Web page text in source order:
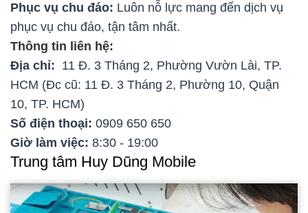
Phục vụ chu đáo: Luôn nỗ lực mang đến dịch vụ
phục vụ chu đáo, tận tâm nhất.
Thông tin liên hệ:
Địa chỉ: 11 Đ. 3 Tháng 2, Phường Vườn Lài, TP.
HCM (Đc cũ: 11 Đ. 3 Tháng 2, Phường 10, Quận
10, TP. HCM)
Số điện thoại: 0909 650 650
Giờ làm việc: 8:30 - 19:00
Trung tâm Huy Dũng Mobile